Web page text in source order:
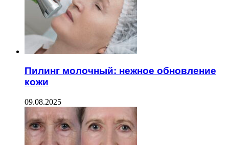
Пилинг молочный: нежное обновление
кожи
09.08.2025